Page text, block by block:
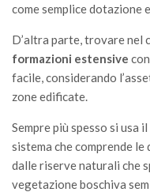
Post Recenti
Ricevi la SISEF
Avvisi
Borse di Studio
Call for Papers
Call for Proposals
come semplice dotazione
D’altra parte, trovare nel
formazioni estensive
facile, considerando
zone edificate.
Sempre più spesso si usa
sistema che comprende
dalle riserve naturali che
vegetazione boschiva